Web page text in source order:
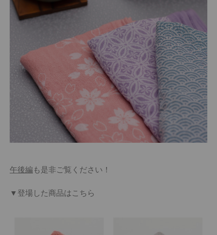
午後編 も是非ご覧ください！
▼登場した商品はこちら